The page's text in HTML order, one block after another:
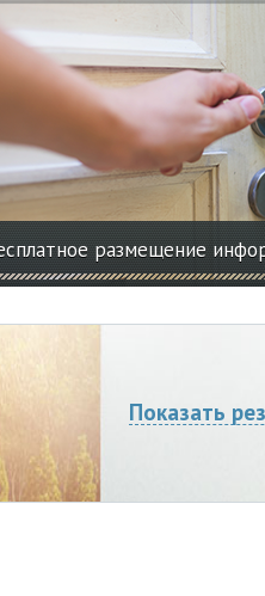
размещение
Показать